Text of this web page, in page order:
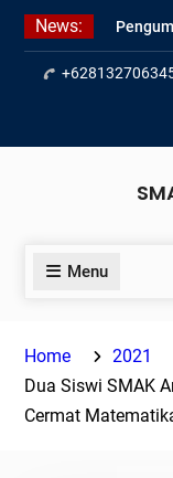
Skip
content
News:
Kelas
Anda
Menu
Home 2021
Dua Siswi SMAK
Cermat